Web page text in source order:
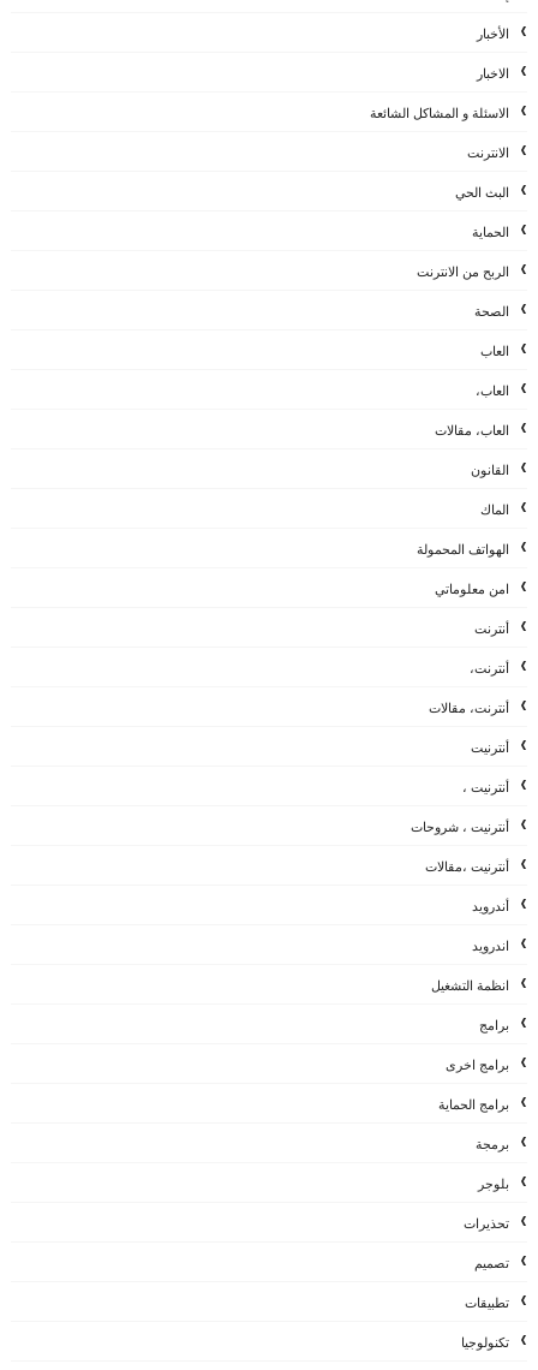
الأخبار
الاخبار
الاسئلة و المشاكل الشائعة
الانترنت
البث الحي
الحماية
الربح من الانترنت
الصحة
العاب
العاب،
العاب، مقالات
القانون
الماك
الهواتف المحمولة
امن معلوماتي
أنترنت
أنترنت،
أنترنت، مقالات
أنترنيت
أنترنيت ،
أنترنيت ، شروحات
أنترنيت ،مقالات
أندرويد
اندرويد
انظمة التشغيل
برامج
برامج اخرى
برامج الحماية
برمجة
بلوجر
تحذيرات
تصميم
تطبيقات
تكنولوجيا